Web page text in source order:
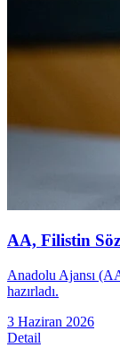
AA, Filistin
Anadolu Ajansı
hazırladı.
3 Haziran 2026
Detail